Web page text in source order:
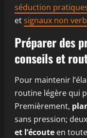
séduction
etsignaux non
Préparer des
conseils et
Pour maintenir
routine légère qui
Premièrement,
sans pression;
et l’écoute en